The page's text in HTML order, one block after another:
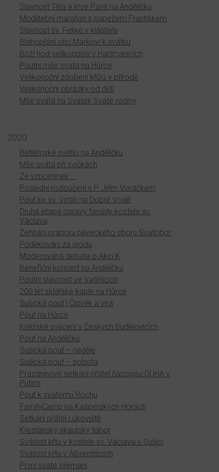
Slavnost Těla a krve Páně na Andělíčku
Modlitební maraton s papežem Františkem
Slavnost sv. Felixe v klášteře
Blahopřání otci Markovi k svátku
Boží hod velikonoční v Hartmanicích
Poutní mše svatá na Hůrce
Velikonoční zdobení křížů v přírodě
Velikonoční obrázky od dětí
Mše svatá na Svátek Svaté rodiny
2020
Betlémské světlo na Andělíčku
Mše svátá při svíčkách
Ze vzpomínek ...
Poslední rozloučení s P. Jiřím Voráčkem
Pouť ke sv. Vintíři na Dobré Vodě
Druhá etapa opravy fasády kostela sv.
Václava
Žehnání praporu pěveckého sboru Svatobor
Poděkování za úrodu
Moderovaná debata o Akci K
Benefiční koncert na Andělíčku
Poutní slavnost ve Vatěticích
200 let sklářské kaple na Hůrce
Sušická pouť | Člověk a víra
Pouť na Hůrce
Kněžské svěcení v Českých Budějovicích
Pouť na Andělíčku
Sušická pouť – neděle
Sušická pouť – sobota
Prázdninové setkání přátel časopisu DUHA v
Putimi
Pouť k svatému Rochu
FamilyCamp na Kašperských Horách
Setkání přátel Lukoviště
Křesťanský skautský tábor
Svátost křtu v kostele sv. Václava v Sušici
Svátost křtu v Albrechticích
První svaté přijímání